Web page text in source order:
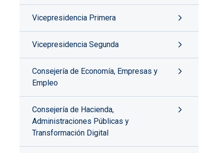
Vicepresidencia Primera
Vicepresidencia Segunda
Consejería de Economía, Empresas y
Empleo
Consejería de Hacienda,
Administraciones Públicas y
Transformación Digital